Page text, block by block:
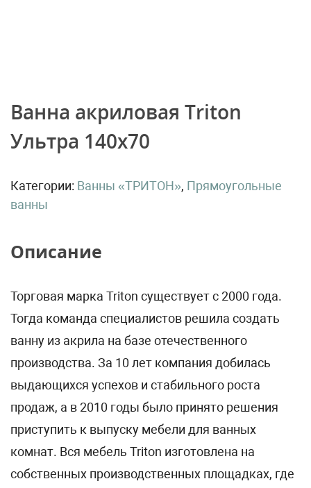
Ванна акриловая Triton
Ультра 140х70
Категории: Ванны «ТРИТОН», Прямоугольные
ванны
Описание
Торговая марка Triton существует с 2000 года.
Тогда команда специалистов решила создать
ванну из акрила на базе отечественного
производства. За 10 лет компания добилась
выдающихся успехов и стабильного роста
продаж, а в 2010 годы было принято решения
приступить к выпуску мебели для ванных
комнат. Вся мебель Triton изготовлена на
собственных производственных площадках, где